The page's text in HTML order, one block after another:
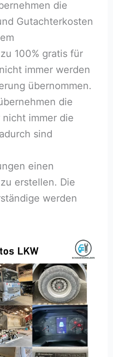
die
Gutachterkosten
100% gratis für
immer werden
übernommen.
die
immer die
sind
einen
erstellen. Die
werden